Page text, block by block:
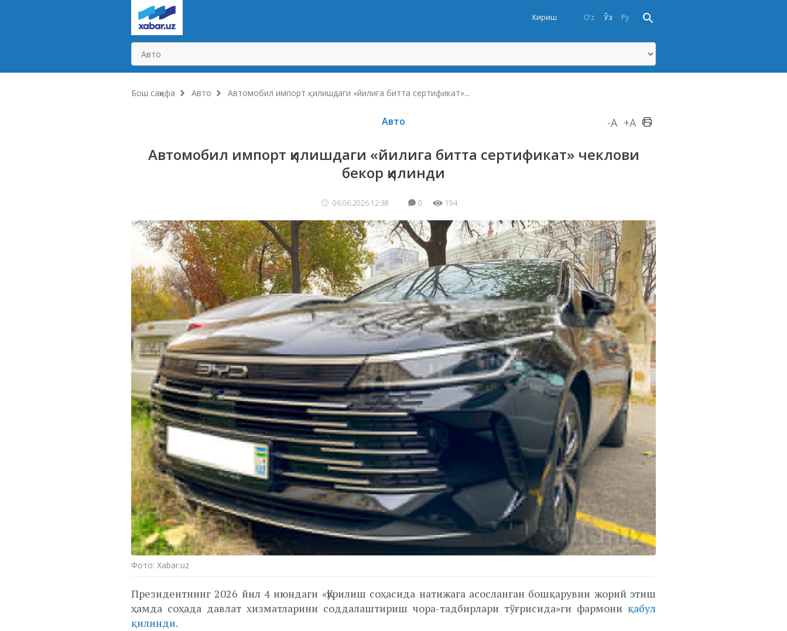
O‘z Ўз Ру
Кириш
Бош саҳифа Авто Автомобил импорт қилишдаги «йилига битта сертификат»...
Авто -A +A
Автомобил импорт қилишдаги «йилига битта сертификат» чеклови
бекор қилинди
06.06.2026 12:38 0 194
Фото: Xabar.uz
Президентнинг 2026 йил 4 июндаги «Қурилиш соҳасида натижага асосланган бошқарувни жорий этиш
ҳамда соҳада давлат хизматларини соддалаштириш чора-тадбирлари тўғрисида»ги фармони қабул
қилинди.